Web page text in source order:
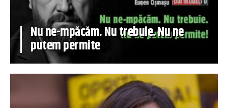
Nu ne-mpăcăm. Nu trebuie. Nu ne
putem permite